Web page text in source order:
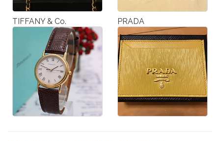
TIFFANY & Co. PRADA